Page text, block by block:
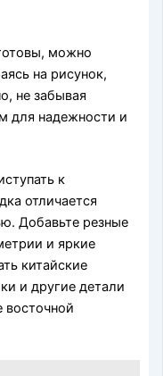
можно
на рисунок,
не забывая
для надежности и
к
отличается
Добавьте резные
и яркие
китайские
и другие детали
восточной